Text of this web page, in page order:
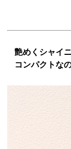
艶めくシャイ
コンパクトな